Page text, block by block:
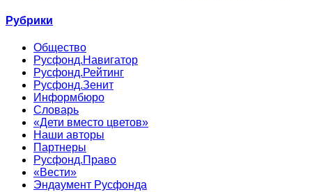
Рубрики
Общество
Русфонд.Навигатор
Русфонд.Рейтинг
Русфонд.Зенит
Информбюро
Словарь
«Дети вместо цветов»
Наши авторы
Партнеры
Русфонд.Право
«Вести»
Эндаумент Русфонда